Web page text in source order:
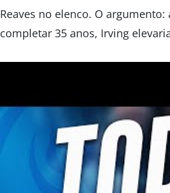
Reaves no elenco. O
completar 35 anos, Irving